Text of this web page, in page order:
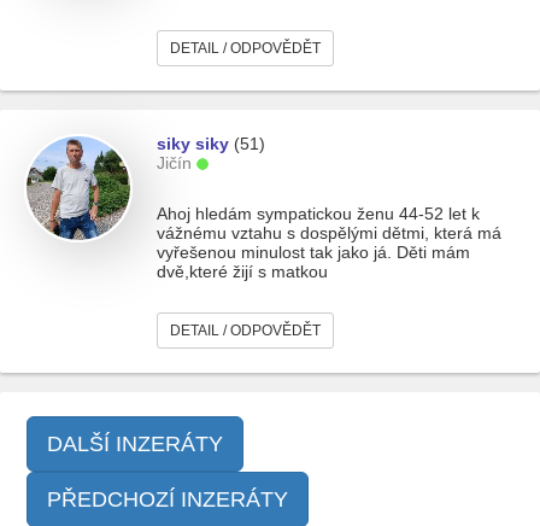
DETAIL / ODPOVĚDĚT
siky siky (51)
Jičín
Ahoj hledám sympatickou ženu 44-52 let k
vážnému vztahu s dospělými dětmi, která má
vyřešenou minulost tak jako já. Děti mám
dvě,které žijí s matkou
DETAIL / ODPOVĚDĚT
DALŠÍ INZERÁTY
PŘEDCHOZÍ INZERÁTY